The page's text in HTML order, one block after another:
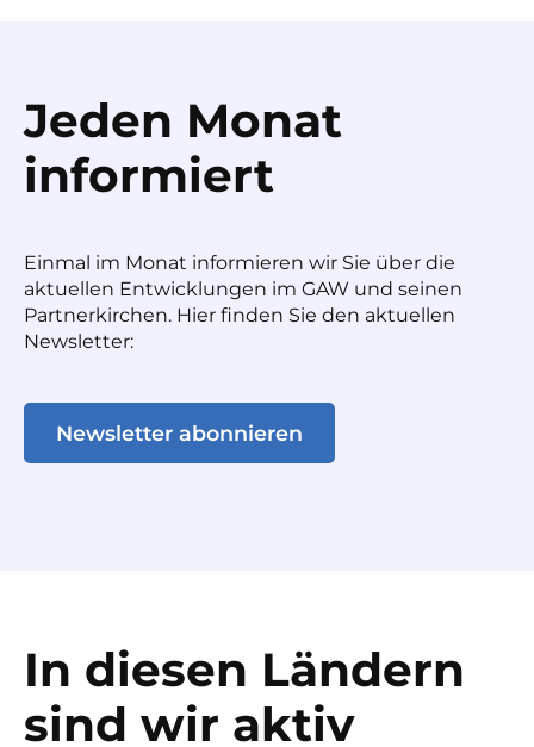
Jeden Monat
informiert
Einmal im Monat informieren wir Sie über die
aktuellen Entwicklungen im GAW und seinen
Partnerkirchen. Hier finden Sie den aktuellen
Newsletter:
Newsletter abonnieren
In diesen Ländern
sind wir aktiv